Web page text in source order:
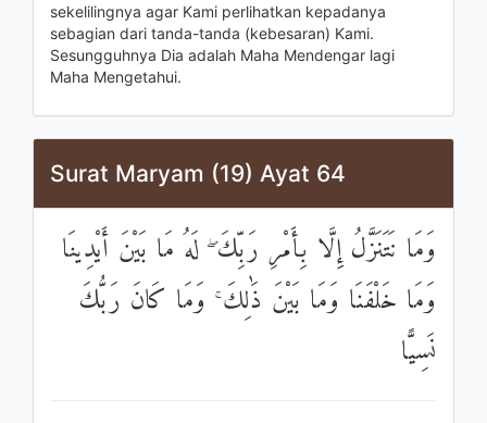
sekelilingnya agar Kami perlihatkan kepadanya
sebagian dari tanda-tanda (kebesaran) Kami.
Sesungguhnya Dia adalah Maha Mendengar lagi
Maha Mengetahui.
Surat Maryam (19) Ayat 64
وَمَا نَتَنَزَّلُ إِلَّا بِأَمْرِ رَبِّكَ ۖ لَهُ مَا بَيْنَ أَيْدِينَا
وَمَا خَلْفَنَا وَمَا بَيْنَ ذَٰلِكَ ۚ وَمَا كَانَ رَبُّكَ
نَسِيًّا